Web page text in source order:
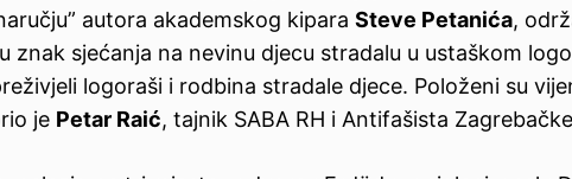
autora akademskog kipara Steve Petanića,
znak sjećanja na nevinu djecu stradalu u ustaškom
logoraši i rodbina stradale djece. Položeni su
je Petar Raić, tajnik SABA RH i Antifašista